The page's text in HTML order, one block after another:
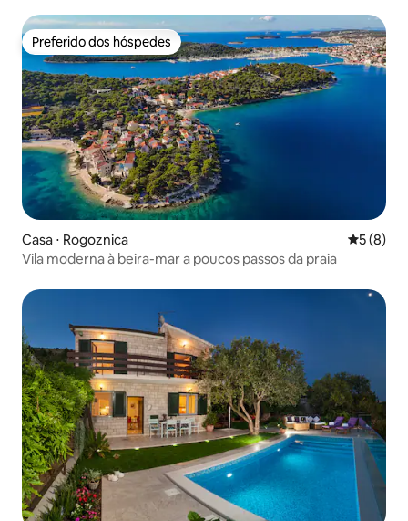
Preferido dos hóspedes
Preferido dos hóspedes
Casa ⋅ Rogoznica 5 de
5 (8)
Vila moderna à beira-mar a poucos passos da praia